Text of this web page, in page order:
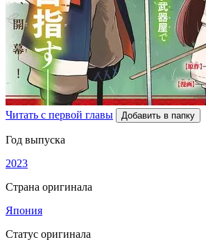
Читать с первой главы Добавить в папку
Год выпуска
2023
Страна оригинала
Япония
Статус оригинала